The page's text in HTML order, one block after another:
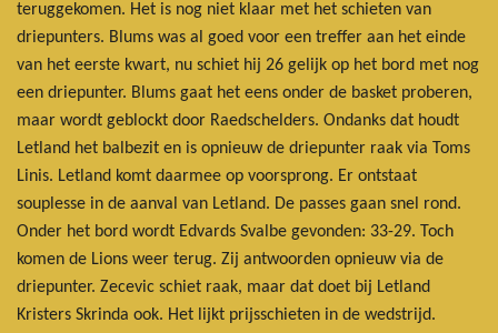
teruggekomen. Het is nog niet klaar met het schieten van
driepunters. Blums was al goed voor een treffer aan het einde
van het eerste kwart, nu schiet hij 26 gelijk op het bord met nog
een driepunter. Blums gaat het eens onder de basket proberen,
maar wordt geblockt door Raedschelders. Ondanks dat houdt
Letland het balbezit en is opnieuw de driepunter raak via Toms
Linis. Letland komt daarmee op voorsprong. Er ontstaat
souplesse in de aanval van Letland. De passes gaan snel rond.
Onder het bord wordt Edvards Svalbe gevonden: 33-29. Toch
komen de Lions weer terug. Zij antwoorden opnieuw via de
driepunter. Zecevic schiet raak, maar dat doet bij Letland
Kristers Skrinda ook. Het lijkt prijsschieten in de wedstrijd.